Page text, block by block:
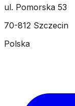
ul. Pomorska 53
70-812 Szczecin
Polska